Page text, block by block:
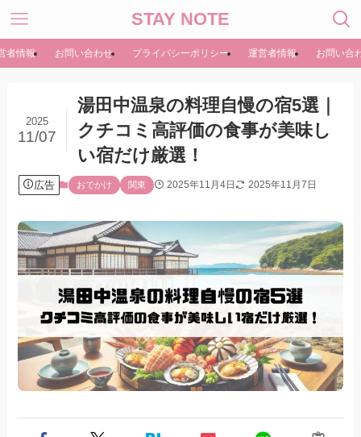
STAY NOTE
者情報 お問い合わせ プライバシーポリシー 運営者情報 お問い合
湯田中温泉の料理自慢の宿5選｜
クチコミ高評価の食事が美味し
い宿だけ厳選！
2025
11/07
広告 おでかけ 関東 2025年11月4日 2025年11月7日